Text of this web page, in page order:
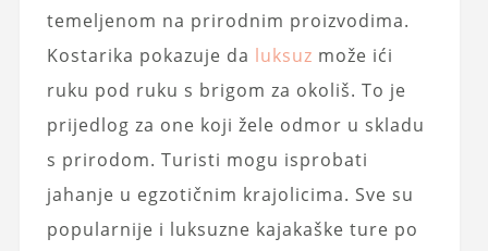
temeljenom na prirodnim proizvodima.
Kostarika pokazuje da luksuz može ići
ruku pod ruku s brigom za okoliš. To je
prijedlog za one koji žele odmor u skladu
s prirodom. Turisti mogu isprobati
jahanje u egzotičnim krajolicima. Sve su
popularnije i luksuzne kajakaške ture po